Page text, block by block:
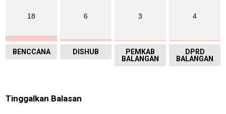
18
BENCCANA
6
DISHUB
3
PEMKAB
BALANGAN
4
DPRD
BALANGAN
Tinggalkan Balasan